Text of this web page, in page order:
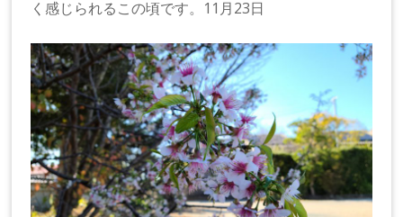
く感じられるこの頃です。11月23日